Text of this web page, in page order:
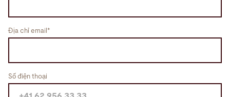
Địa chỉ email*
Số điện thoại